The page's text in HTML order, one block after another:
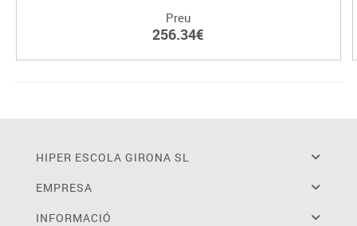
Preu
256.34€
HIPER ESCOLA GIRONA SL
EMPRESA
INFORMACIÓ